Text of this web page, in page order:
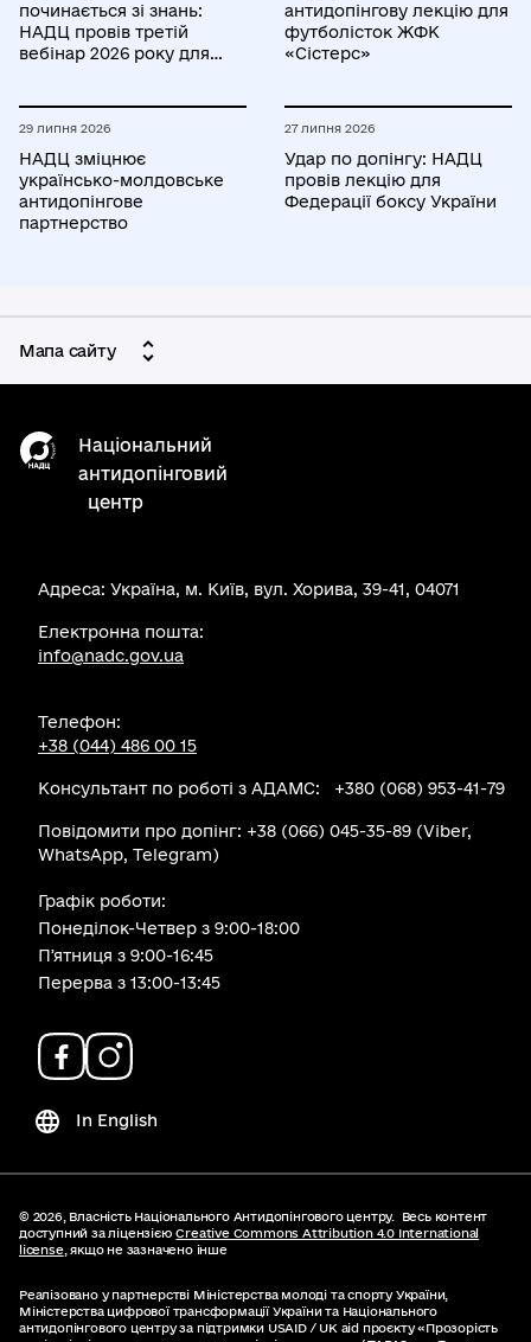
починається зі знань:
НАДЦ провів третій
вебінар 2026 року для
антидопінгову лекцію для
футболісток ЖФК
«Сістерс»
29 липня 2026
НАДЦ зміцнює
українсько-молдовське
антидопінгове
партнерство
27 липня 2026
Удар по допінгу: НАДЦ
провів лекцію для
Федерації боксу України
Мапа сайту
Національний
антидопінговий
центр
Графік роботи:
Понеділок-Четвер з 9:00-18:00
Пʼятниця з 9:00-16:45
Перерва з 13:00-13:45
Адреса: Україна, м. Київ, вул. Хорива, 39-41, 04071
Електронна пошта:
info@nadc.gov.ua
Телефон:
+38 (044) 486 00 15
Консультант по роботі з АДАМС: +380 (068) 953-41-79
Повідомити про допінг: +38 (066) 045-35-89 (Viber,
WhatsApp, Telegram)
In English
© 2026, Власність Національного Антидопінгового центру.
Весь контент
доступний за ліцензієюCreative Commons Attribution 4.0 International
license, якщо не зазначено інше
Реалізовано у партнерстві Міністерства молоді та спорту України,
Міністерства цифрової трансформації України та Національного
антидопінгового центру за підтримки USAID / UK aid проєкту «Прозорість